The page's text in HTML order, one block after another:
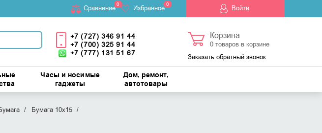
Cравнение0 Избранное 0 Войти
+7 (727) 346 91 44
+7 (700) 325 91 44
+7 (777) 131 51 67
Корзина
0товаров в корзине
Заказать обратный звонок
Часы и носимые
гаджеты
Дом, ремонт,
автотовары
Бумага 10х15